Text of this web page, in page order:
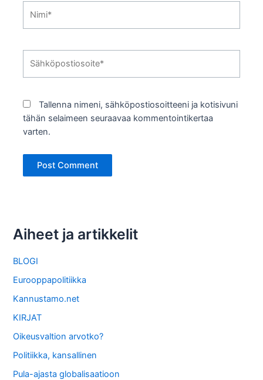
Tallenna nimeni, sähköpostiosoitteeni ja kotisivuni
tähän selaimeen seuraavaa kommentointikertaa
varten.
Aiheet ja artikkelit
BLOGI
Eurooppapolitiikka
Kannustamo.net
KIRJAT
Oikeusvaltion arvotko?
Politiikka, kansallinen
Pula-ajasta globalisaatioon